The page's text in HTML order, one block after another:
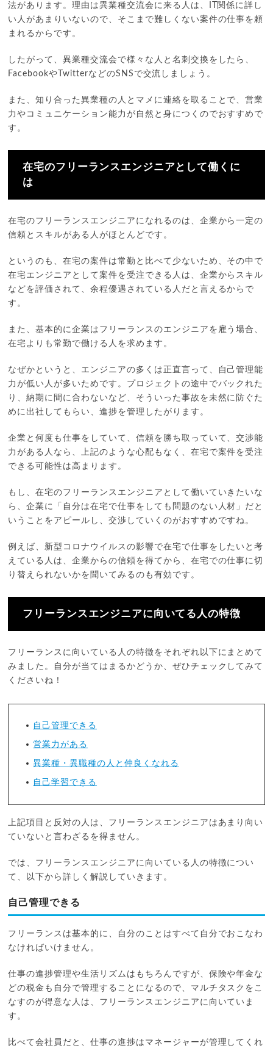
法があります。理由は異業種交流会に来る人は、IT関係に詳し
い人があまりいないので、そこまで難しくない案件の仕事を頼
まれるからです。
したがって、異業種交流会で様々な人と名刺交換をしたら、
FacebookやTwitterなどのSNSで交流しましょう。
また、知り合った異業種の人とマメに連絡を取ることで、営業
力やコミュニケーション能力が自然と身につくのでおすすめで
す。
在宅のフリーランスエンジニアとして働くに
は
在宅のフリーランスエンジニアになれるのは、企業から一定の
信頼とスキルがある人がほとんどです。
というのも、在宅の案件は常勤と比べて少ないため、その中で
在宅エンジニアとして案件を受注できる人は、企業からスキル
などを評価されて、余程優遇されている人だと言えるからで
す。
また、基本的に企業はフリーランスのエンジニアを雇う場合、
在宅よりも常勤で働ける人を求めます。
なぜかというと、エンジニアの多くは正直言って、自己管理能
力が低い人が多いためです。プロジェクトの途中でバックれた
り、納期に間に合わないなど、そういった事故を未然に防ぐた
めに出社してもらい、進捗を管理したがります。
企業と何度も仕事をしていて、信頼を勝ち取っていて、交渉能
力がある人なら、上記のような心配もなく、在宅で案件を受注
できる可能性は高まります。
もし、在宅のフリーランスエンジニアとして働いていきたいな
ら、企業に「自分は在宅で仕事をしても問題のない人材」だと
いうことをアピールし、交渉していくのがおすすめですね。
例えば、新型コロナウイルスの影響で在宅で仕事をしたいと考
えている人は、企業からの信頼を得てから、在宅での仕事に切
り替えられないかを聞いてみるのも有効です。
フリーランスエンジニアに向いてる人の特徴
フリーランスに向いている人の特徴をそれぞれ以下にまとめて
みました。自分が当てはまるかどうか、ぜひチェックしてみて
くださいね！
自己管理できる
営業力がある
異業種・異職種の人と仲良くなれる
自己学習できる
上記項目と反対の人は、フリーランスエンジニアはあまり向い
ていないと言わざるを得ません。
では、フリーランスエンジニアに向いている人の特徴につい
て、以下から詳しく解説していきます。
自己管理できる
フリーランスは基本的に、自分のことはすべて自分でおこなわ
なければいけません。
仕事の進捗管理や生活リズムはもちろんですが、保険や年金な
どの税金も自分で管理することになるので、マルチタスクをこ
なすのが得意な人は、フリーランスエンジニアに向いていま
す。
比べて会社員だと、仕事の進捗はマネージャーが管理してくれ